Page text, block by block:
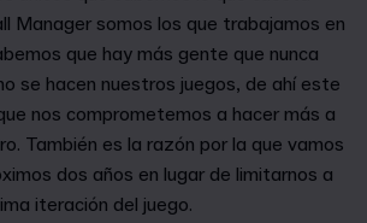
Manager somos los que trabajamos en
que hay más gente que nunca
se hacen nuestros juegos, de ahí este
nos comprometemos a hacer más a
También es la razón por la que vamos
dos años en lugar de limitarnos a
iteración del juego.